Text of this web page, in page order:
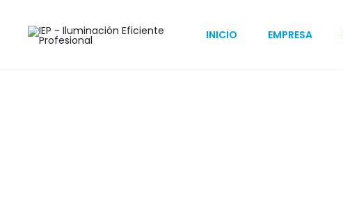
INICIO EMPRESA
Inicio Gasolinerías Tiendas